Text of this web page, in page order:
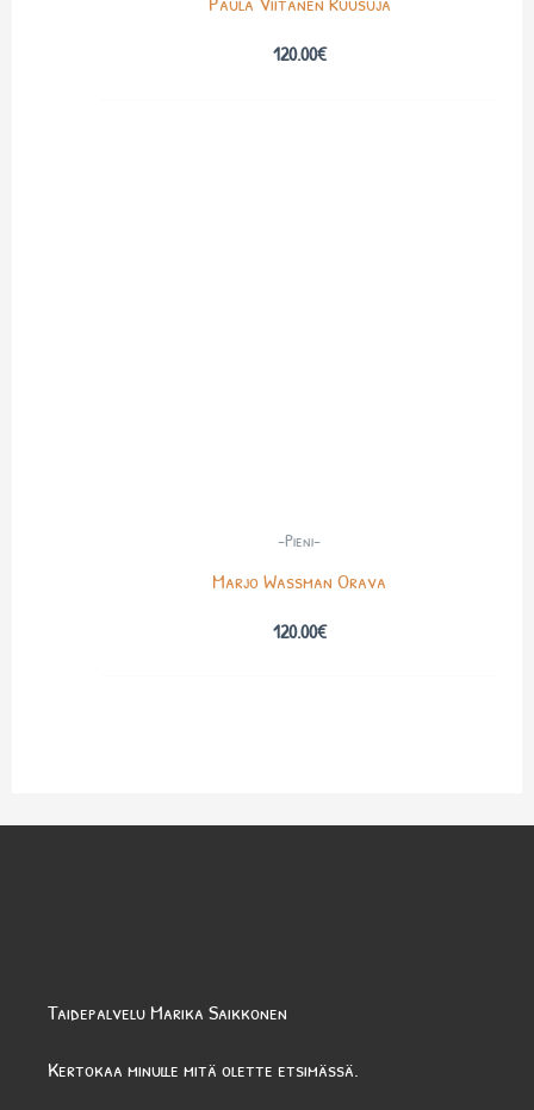
120.00€
-Pieni-
Marjo Wassman Orava
120.00€
Taidepalvelu Marika Saikkonen
Kertokaa minulle mitä olette etsimässä.